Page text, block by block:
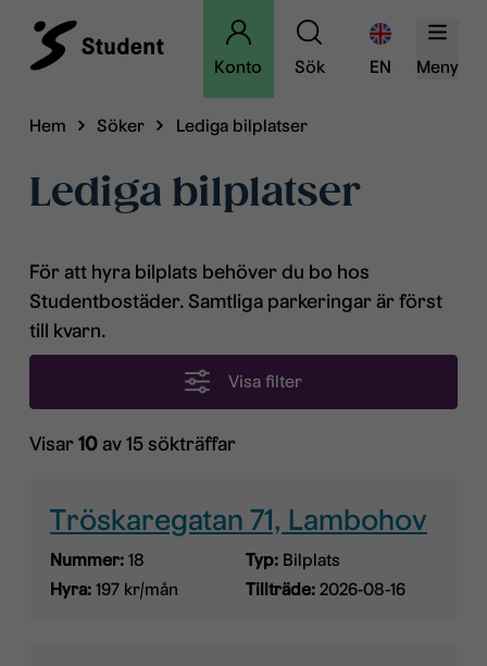
Konto Sök EN Meny
Hem Söker Lediga bilplatser
Lediga bilplatser
För att hyra bilplats behöver du bo hos
Studentbostäder. Samtliga parkeringar är först
till kvarn.
Visa filter
Visar10av 15 sökträffar
Tröskaregatan 71, Lambohov
Nummer: 18 Typ: Bilplats
Hyra: 197 kr/mån Tillträde: 2026-08-16